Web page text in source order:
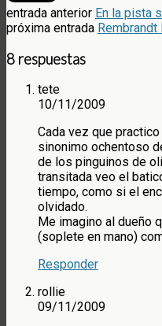
entrada anterior En la pista
próxima entrada
8 respuestas
tete
10/11/2009
Cada vez que
sinonimo ochentoso
de los pinguinos de
transitada veo el
tiempo, como si el
olvidado.
Me imagino al dueño
(soplete en mano)
Responder
rollie
09/11/2009